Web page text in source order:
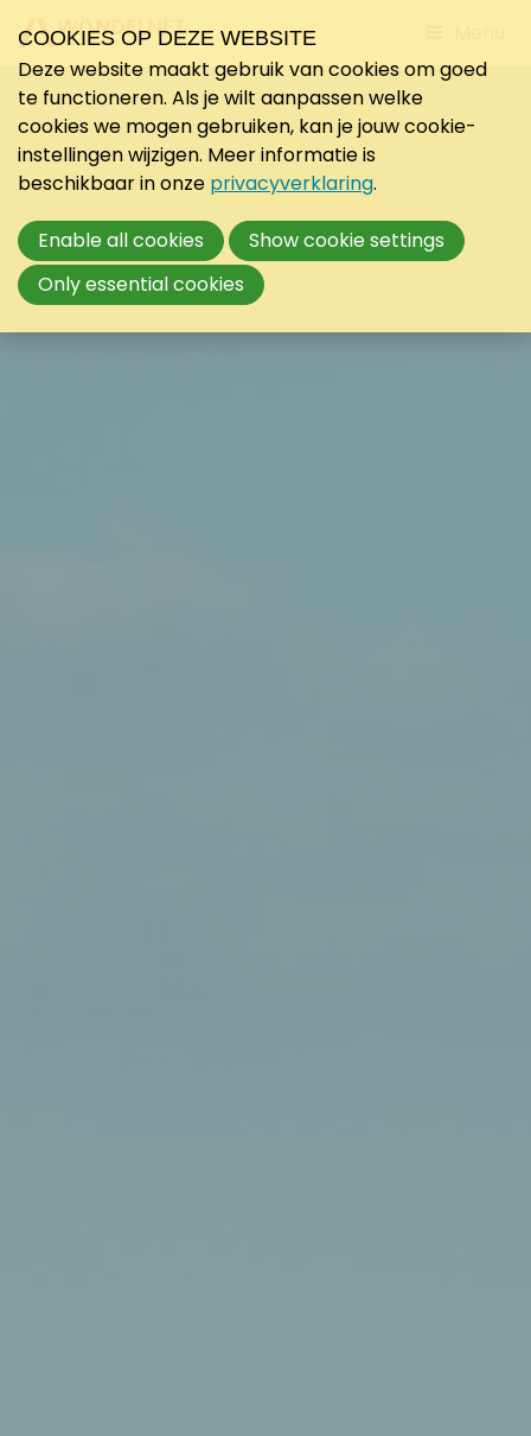
to
COOKIES OP DEZE WEBSITE
Deze website maakt gebruik van cookies om goed
te functioneren. Als je wilt aanpassen welke
cookies we mogen gebruiken, kan je jouw cookie-
instellingen wijzigen. Meer informatie is
beschikbaar in onze privacyverklaring.
Enable all cookies
Show cookie settings
Only essential cookies